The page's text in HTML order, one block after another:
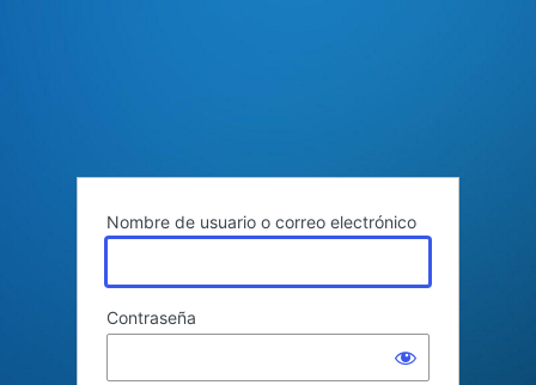
Nombre de usuario o correo electrónico
Contraseña